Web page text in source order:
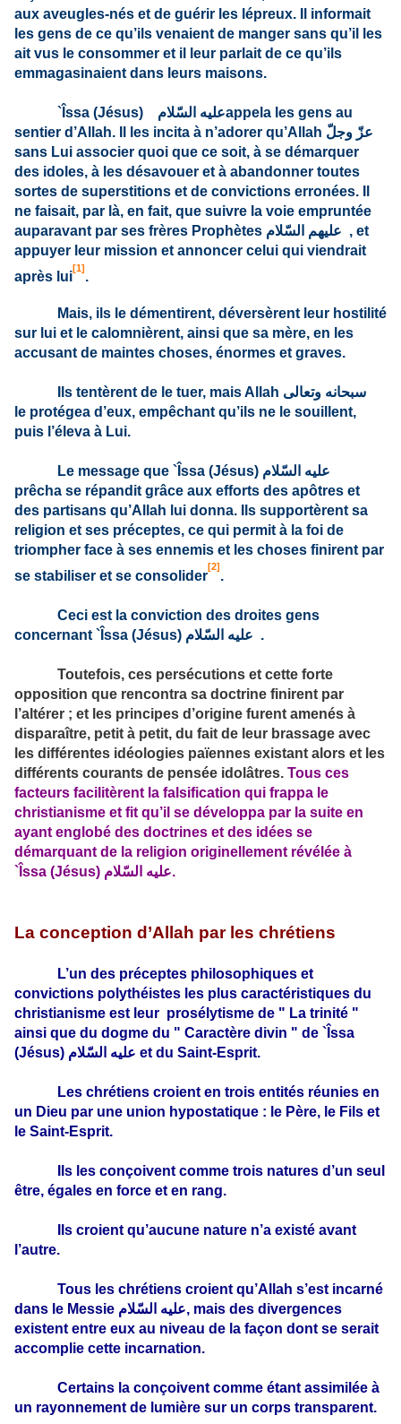
aux aveugles-nés et de guérir les lépreux. Il informait
les gens de ce qu’ils venaient de manger sans qu’il les
ait vus le consommer et il leur parlait de ce qu’ils
emmagasinaient dans leurs maisons.
`Îssa (Jésus) عليه السّلامappela les gens au
sentier d’Allah. Il les incita à n’adorer qu’Allah عزّ وجلّ
sans Lui associer quoi que ce soit, à se démarquer
des idoles, à les désavouer et à abandonner toutes
sortes de superstitions et de convictions erronées. Il
ne faisait, par là, en fait, que suivre la voie empruntée
auparavant par ses frères Prophètes عليهم السّلام , et
appuyer leur mission et annoncer celui qui viendrait
après lui
[1]
.
Mais, ils le démentirent, déversèrent leur hostilité
sur lui et le calomnièrent, ainsi que sa mère, en les
accusant de maintes choses, énormes et graves.
Ils tentèrent de le tuer, mais Allah سبحانه وتعالى
le protégea d’eux, empêchant qu’ils ne le souillent,
puis l’éleva à Lui.
Le message que `Îssa (Jésus) عليه السّلام
prêcha se répandit grâce aux efforts des apôtres et
des partisans qu’Allah lui donna. Ils supportèrent sa
religion et ses préceptes, ce qui permit à la foi de
triompher face à ses ennemis et les choses finirent par
se stabiliser et se consolider
[2]
.
Ceci est la conviction des droites gens
concernant `Îssa (Jésus) عليه السّلام .
Toutefois, ces persécutions et cette forte
opposition que rencontra sa doctrine finirent par
l’altérer ; et les principes d’origine furent amenés à
disparaître, petit à petit, du fait de leur brassage avec
les différentes idéologies païennes existant alors et les
différents courants de pensée idolâtres. Tous ces
facteurs facilitèrent la falsification qui frappa le
christianisme et fit qu’il se développa par la suite en
ayant englobé des doctrines et des idées se
démarquant de la religion originell­ement révélée à
`Îssa (Jésus) عليه السّلام.
La conception d’Allah par les chrétiens
L’un des préceptes philosophiques et
convictions polyth­éistes les plus caractéristiques du
christianisme est leur prosélytisme de " La trinité "
ainsi que du dogme du " Caractère divin " de `Îssa
(Jésus) عليه السّلام et du Saint-Esprit.
Les chrétiens croient en trois entités réunies en
un Dieu par une union hypostatique : le Père, le Fils et
le Saint-Esprit.
Ils les conçoivent comme trois natures d’un seul
être, égales en force et en rang.
Ils croient qu’aucune nature n’a existé avant
l’autre.
Tous les chrétiens croient qu’Allah s’est incarné
dans le Messie عليه السّلام, mais des divergences
existent entre eux au niveau de la façon dont se serait
accomplie cette incarnation.
Certains la conçoivent comme étant assimilée à
un rayonn­ement de lumière sur un corps transparent.